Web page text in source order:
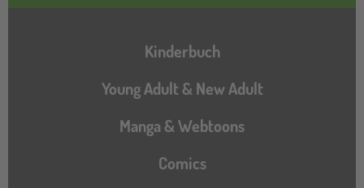
Hauptnavigation
Kinderbuch
Young Adult & New Adult
Manga & Webtoons
Comics